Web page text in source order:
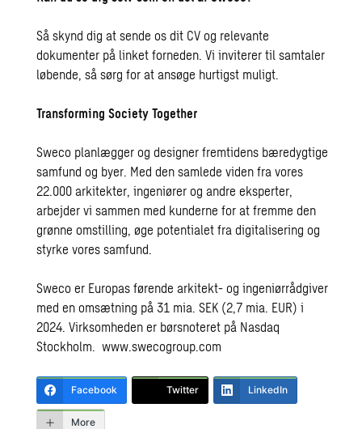
Så skynd dig at sende os dit CV og relevante
dokumenter på linket forneden. Vi inviterer til samtaler
løbende, så sørg for at ansøge hurtigst muligt.
Transforming Society Together
Sweco planlægger og designer fremtidens bæredygtige
samfund og byer. Med den samlede viden fra vores
22.000 arkitekter, ingeniører og andre eksperter,
arbejder vi sammen med kunderne for at fremme den
grønne omstilling, øge potentialet fra digitalisering og
styrke vores samfund.
Sweco er Europas førende arkitekt- og ingeniørrådgiver
med en omsætning på 31 mia. SEK (2,7 mia. EUR) i
2024. Virksomheden er børsnoteret på Nasdaq
Stockholm.www.swecogroup.com
Facebook Twitter LinkedIn
More